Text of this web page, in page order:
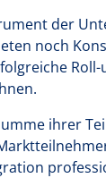
der
noch
ihrer